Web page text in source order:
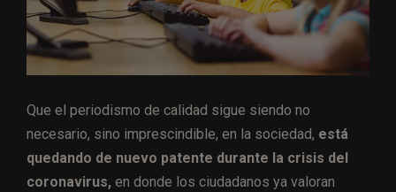
Que el periodismo de calidad sigue siendo no
necesario, sino imprescindible, en la sociedad, está
quedando de nuevo patente durante la crisis del
coronavirus, en donde los ciudadanos ya valoran